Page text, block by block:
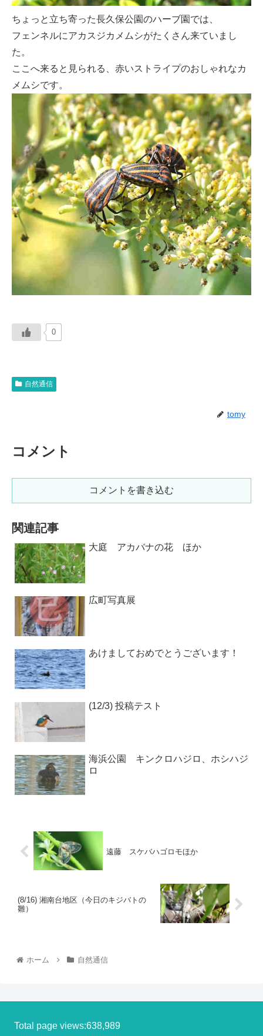
ちょっと立ち寄った長久保公園のハーブ園では、
フェンネルにアカスジカメムシがたくさん来ていまし
た。
ここへ来ると見られる、赤いストライプのおしゃれなカ
メムシです。
0
自然通信
tomy
コメント
コメントを書き込む
関連記事
大庭 アカバナの花 ほか
広町写真展
あけましておめでとうございます！
(12/3) 投稿テスト
海浜公園 キンクロハジロ、ホシハジ
ロ
遠藤 スケバハゴロモほか
(8/16) 湘南台地区（今日のキジバトの
雛）
ホーム 自然通信
Total page views:638,989